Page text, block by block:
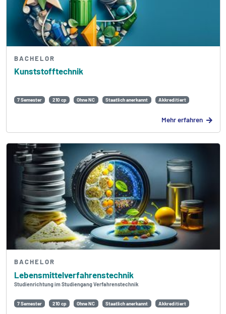
Kunststofftechnik
BACHELOR
7 Semester 210 cp Ohne NC Staatlich anerkannt Akkreditiert
Mehr erfahren
Lebensmittel­verfahrens­technik
Studienrichtung im Studiengang Verfahrenstechnik
BACHELOR
7 Semester 210 cp Ohne NC Staatlich anerkannt Akkreditiert